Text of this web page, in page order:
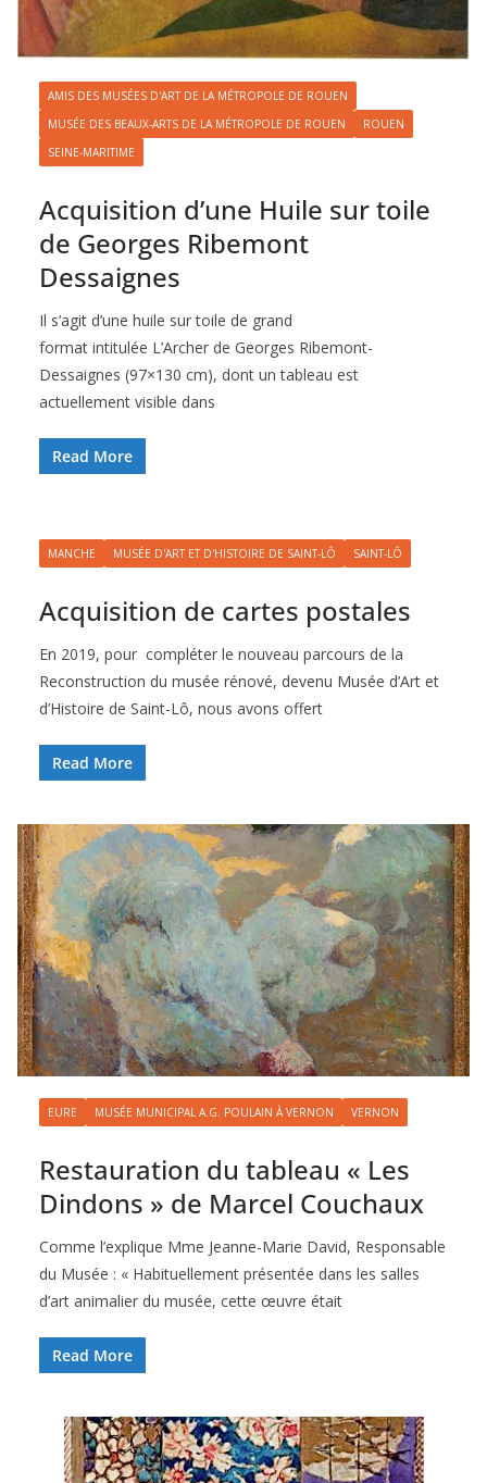
AMIS DES MUSÉES D'ART DE LA MÉTROPOLE DE ROUEN
MUSÉE DES BEAUX-ARTS DE LA MÉTROPOLE DE ROUEN
ROUEN
SEINE-MARITIME
Acquisition d’une Huile sur toile
de Georges Ribemont
Dessaignes
Il s’agit d’une huile sur toile de grand
format intitulée L’Archer de Georges Ribemont-
Dessaignes (97×130 cm), dont un tableau est
actuellement visible dans
Read More
MANCHE MUSÉE D'ART ET D'HISTOIRE DE SAINT-LÔ SAINT-LÔ
Acquisition de cartes postales
En 2019, pour compléter le nouveau parcours de la
Reconstruction du musée rénové, devenu Musée d’Art et
d’Histoire de Saint-Lô, nous avons offert
Read More
EURE MUSÉE MUNICIPAL A.G. POULAIN À VERNON VERNON
Restauration du tableau « Les
Dindons » de Marcel Couchaux
Comme l’explique Mme Jeanne-Marie David, Responsable
du Musée : « Habituellement présentée dans les salles
d’art animalier du musée, cette œuvre était
Read More